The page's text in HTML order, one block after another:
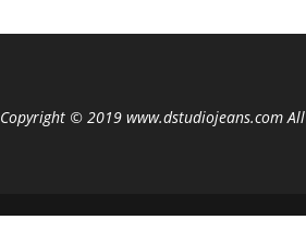
Copyright © 2019 www.dstudiojeans.com